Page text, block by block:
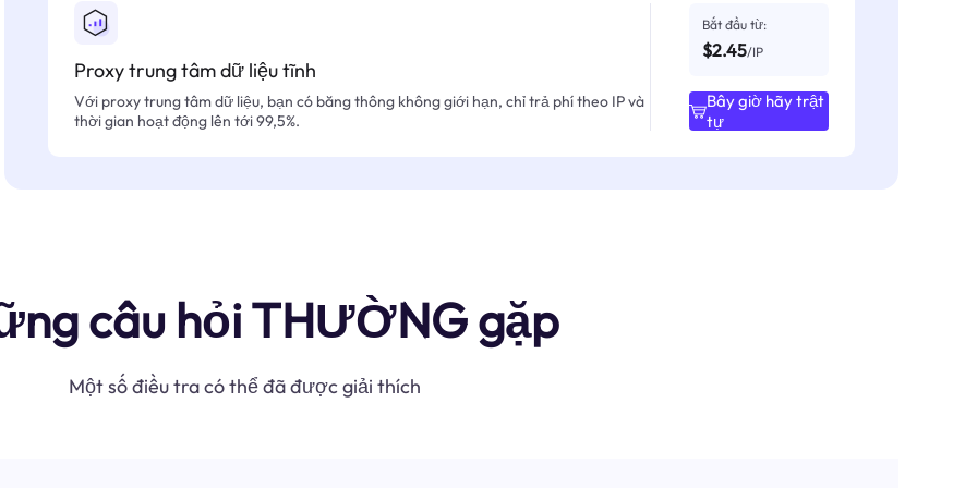
Proxy trung tâm dữ liệu tĩnh
Với proxy trung tâm dữ liệu, bạn có băng thông không giới hạn, chỉ trả phí theo IP và
thời gian hoạt động lên tới 99,5%.
Bắt đầu từ:
$2.45/IP
Bây giờ hãy trật
tự
câu hỏi THƯỜNG gặp
Một số điều tra có thể đã được giải thích